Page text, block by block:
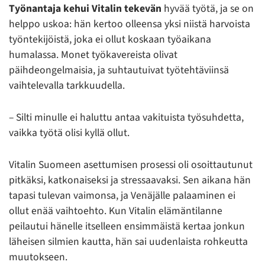
Työnantaja kehui Vitalin tekevän hyvää työtä, ja se on
helppo uskoa: hän kertoo olleensa yksi niistä harvoista
työntekijöistä, joka ei ollut koskaan työaikana
humalassa. Monet työkavereista olivat
päihdeongelmaisia, ja suhtautuivat työtehtäviinsä
vaihtelevalla tarkkuudella.
– Silti minulle ei haluttu antaa vakituista työsuhdetta,
vaikka työtä olisi kyllä ollut.
Vitalin Suomeen asettumisen prosessi oli osoittautunut
pitkäksi, katkonaiseksi ja stressaavaksi. Sen aikana hän
tapasi tulevan vaimonsa, ja Venäjälle palaaminen ei
ollut enää vaihtoehto. Kun Vitalin elämäntilanne
peilautui hänelle itselleen ensimmäistä kertaa jonkun
läheisen silmien kautta, hän sai uudenlaista rohkeutta
muutokseen.